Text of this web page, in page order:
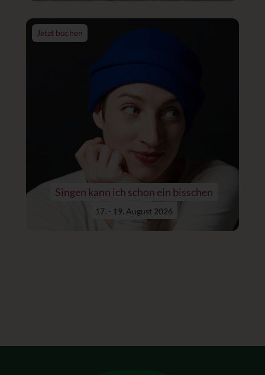
Jetzt buchen
Singen kann ich schon ein bisschen
17. - 19. August 2026